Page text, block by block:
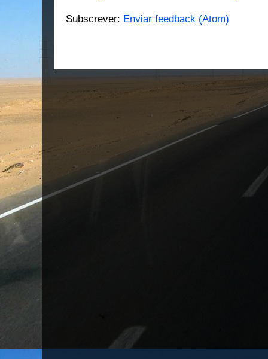
Subscrever: Enviar feedback (Atom)